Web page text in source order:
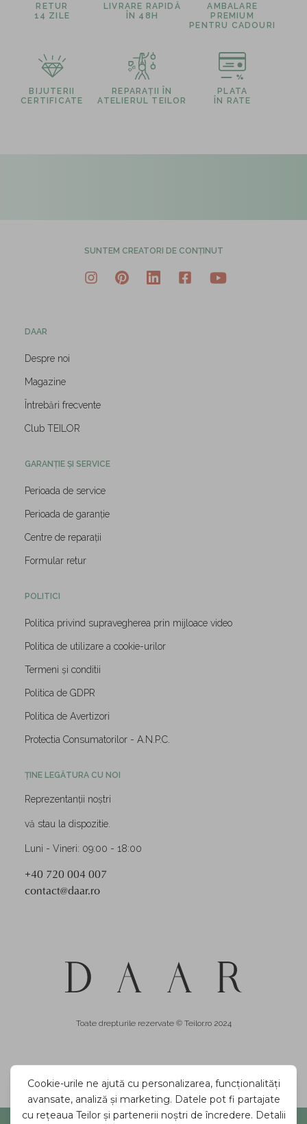
RETUR
14 ZILE
LIVRARE RAPIDĂ
ÎN 48H
AMBALARE
PREMIUM
PENTRU CADOURI
BIJUTERII
CERTIFICATE
REPARAȚII ÎN
ATELIERUL TEILOR
PLATA
ÎN RATE
SUNTEM CREATORI DE CONȚINUT
DAAR
Despre noi
Magazine
Întrebări frecvente
Club TEILOR
GARANȚIE ȘI SERVICE
Perioada de service
Perioada de garanție
Centre de reparații
Formular retur
POLITICI
Politica privind supravegherea prin mijloace video
Politica de utilizare a cookie-urilor
Termeni și conditii
Politica de GDPR
Politica de Avertizori
Protectia Consumatorilor - A.N.P.C.
ȚINE LEGĂTURA CU NOI
Reprezentanții noștri
vă stau la dispozitie.
Luni - Vineri: 09:00 - 18:00
+40 720 004 007
contact@daar.ro
Toate drepturile rezervate © Teilor.ro 2024